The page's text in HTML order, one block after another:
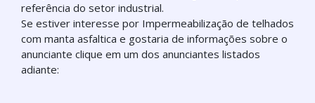
referência do setor industrial.
Se estiver interesse por Impermeabilização de telhados
com manta asfaltica e gostaria de informações sobre o
anunciante clique em um dos anunciantes listados
adiante: